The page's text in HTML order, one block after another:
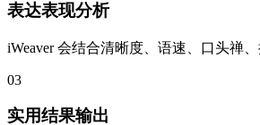
表达表现分析
iWeaver 会结合清晰度、语速、口头禅
03
实用结果输出